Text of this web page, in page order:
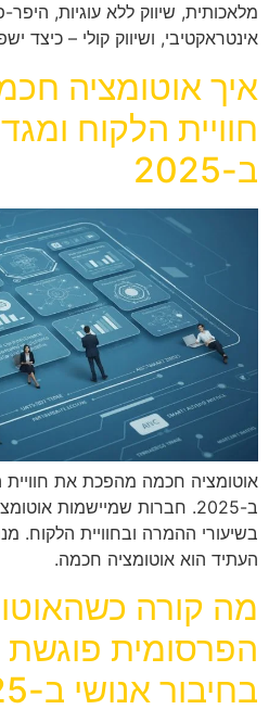
מלאכותית, שיווק ללא עוגיות, היפר-
אינטראקטיבי, ושיווק קולי – כיצד
איך אוטומציה
חוויית הלקוח
ב-2025
אוטומציה חכמה מהפכת את חוויית
בשיעורי ההמרה ובחוויית הלקוח.
העתיד הוא אוטומציה חכמה.
מה קורה
הפרסומית
בחיבור אנושי ב-2025